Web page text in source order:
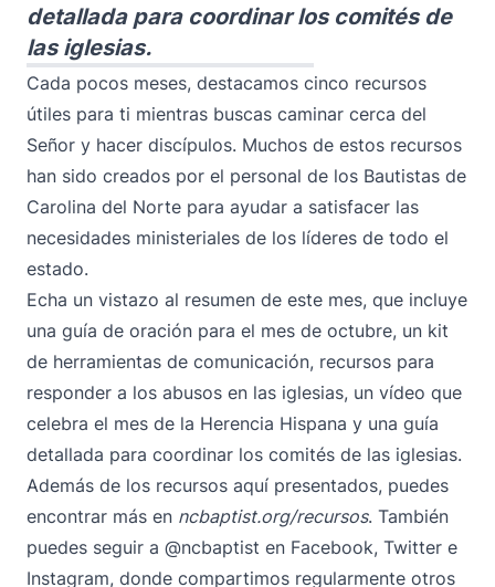
detallada para coordinar los comités de
las iglesias.
Cada pocos meses, destacamos cinco recursos
útiles para ti mientras buscas caminar cerca del
Señor y hacer discípulos. Muchos de estos recursos
han sido creados por el personal de los Bautistas de
Carolina del Norte para ayudar a satisfacer las
necesidades ministeriales de los líderes de todo el
estado.
Echa un vistazo al resumen de este mes, que incluye
una guía de oración para el mes de octubre, un kit
de herramientas de comunicación, recursos para
responder a los abusos en las iglesias, un vídeo que
celebra el mes de la Herencia Hispana y una guía
detallada para coordinar los comités de las iglesias.
Además de los recursos aquí presentados, puedes
encontrar más en ncbaptist.org/recursos. También
puedes seguir a @ncbaptist en Facebook, Twitter e
Instagram, donde compartimos regularmente otros